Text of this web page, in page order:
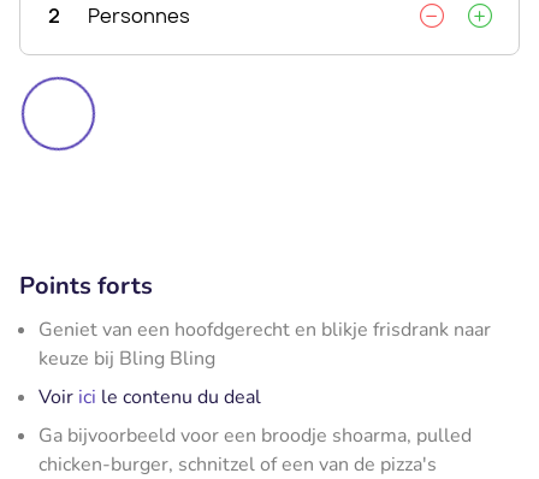
2 Personnes
Points forts
Geniet van een hoofdgerecht en blikje frisdrank naar
keuze bij Bling Bling
Voir ici le contenu du deal
Ga bijvoorbeeld voor een broodje shoarma, pulled
chicken-burger, schnitzel of een van de pizza's